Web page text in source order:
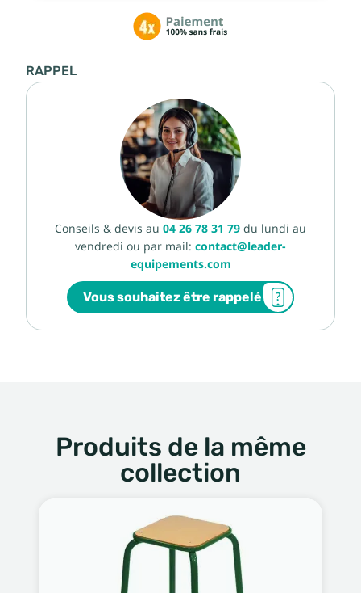
RAPPEL
Conseils & devis au 04 26 78 31 79 du lundi au
vendredi ou par mail: contact@leader-
equipements.com
Vous souhaitez être rappelé
Produits de la même
collection